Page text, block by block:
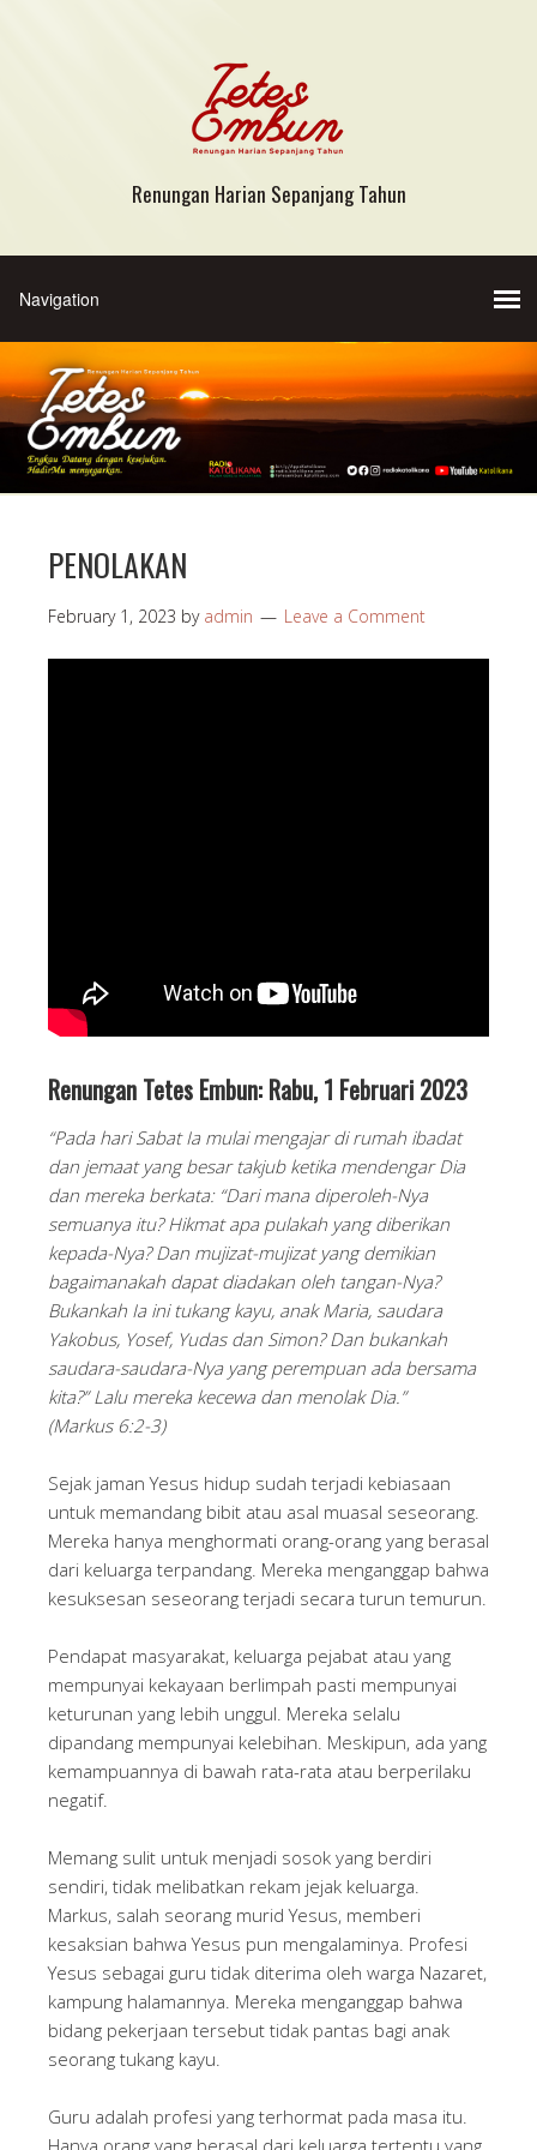
Renungan Harian Sepanjang Tahun
PENOLAKAN
February 1, 2023 by admin Leave a Comment
Renungan Tetes Embun: Rabu, 1 Februari 2023
“Pada hari Sabat Ia mulai mengajar di rumah ibadat
dan jemaat yang besar takjub ketika mendengar Dia
dan mereka berkata: “Dari mana diperoleh-Nya
semuanya itu? Hikmat apa pulakah yang diberikan
kepada-Nya? Dan mujizat-mujizat yang demikian
bagaimanakah dapat diadakan oleh tangan-Nya?
Bukankah Ia ini tukang kayu, anak Maria, saudara
Yakobus, Yosef, Yudas dan Simon? Dan bukankah
saudara-saudara-Nya yang perempuan ada bersama
kita?” Lalu mereka kecewa dan menolak Dia.”
(Markus 6:2-3)
Sejak jaman Yesus hidup sudah terjadi kebiasaan
untuk memandang bibit atau asal muasal seseorang.
Mereka hanya menghormati orang-orang yang berasal
dari keluarga terpandang. Mereka menganggap bahwa
kesuksesan seseorang terjadi secara turun temurun.
Pendapat masyarakat, keluarga pejabat atau yang
mempunyai kekayaan berlimpah pasti mempunyai
keturunan yang lebih unggul. Mereka selalu
dipandang mempunyai kelebihan. Meskipun, ada yang
kemampuannya di bawah rata-rata atau berperilaku
negatif.
Memang sulit untuk menjadi sosok yang berdiri
sendiri, tidak melibatkan rekam jejak keluarga.
Markus, salah seorang murid Yesus, memberi
kesaksian bahwa Yesus pun mengalaminya. Profesi
Yesus sebagai guru tidak diterima oleh warga Nazaret,
kampung halamannya. Mereka menganggap bahwa
bidang pekerjaan tersebut tidak pantas bagi anak
seorang tukang kayu.
Guru adalah profesi yang terhormat pada masa itu.
Hanya orang yang berasal dari keluarga tertentu yang